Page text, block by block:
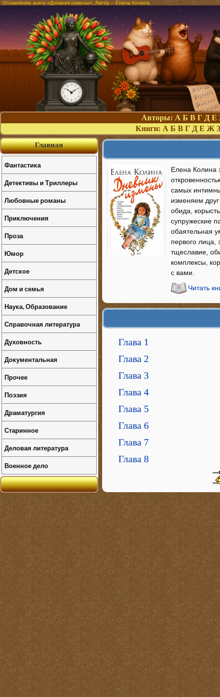
Оглавление книги «Дневник измены». Автор – Елена Колина
Авторы: А Б В Г Д Е
Книги: А Б В Г Д Е Ж З
Елена Колина
самых
изменяем
обида,
супружеские
обаятельная
первого лица,
тщеславие,
комплексы,
с вами.
Читать
Глава 1
Глава 2
Глава 3
Глава 4
Глава 5
Глава 6
Глава 7
Глава 8
Главная
Фантастика
Детективы и Триллеры
Любовные романы
Приключения
Проза
Юмор
Детское
Дом и семья
Наука, Образование
Справочная литература
Духовность
Документальная
Прочее
Поэзия
Драматургия
Старинное
Деловая литература
Военное дело